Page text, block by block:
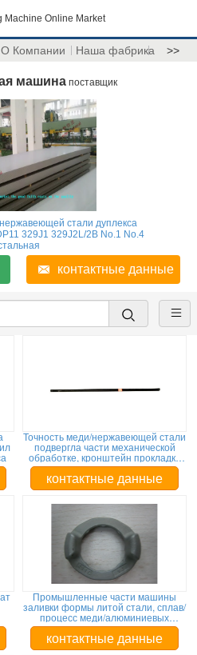
Machine Online Market
О Компании Наша фабрика >>
машина поставщик
стали дуплекса
329J1 329J2L/2B No.1 No.4
контактные данные
Точность меди/нержавеющей стали
подвергла части механической
обработке, кронштейн прокладки
конструкции черный покрынный
контактные данные
Промышленные части машины
заливки формы литой стали, сплав/
процесс меди/алюминиевых
заливки формы
контактные данные